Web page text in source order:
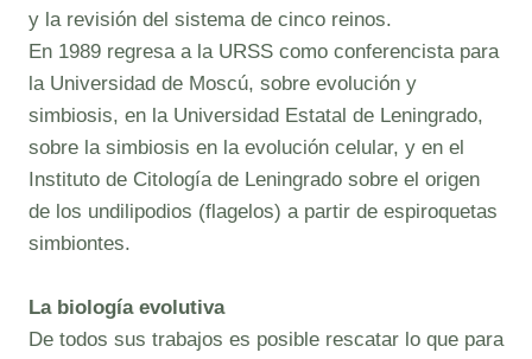
y la revisión del sistema de cinco reinos.
En 1989 regresa a la URSS como conferencista para
la Universidad de Moscú, sobre evolución y
simbiosis, en la Universidad Estatal de Leningrado,
sobre la simbiosis en la evolución celular, y en el
Instituto de Citología de Leningrado sobre el origen
de los undilipodios (flagelos) a partir de espiroquetas
simbiontes.
La biología evolutiva
De todos sus trabajos es posible rescatar lo que para